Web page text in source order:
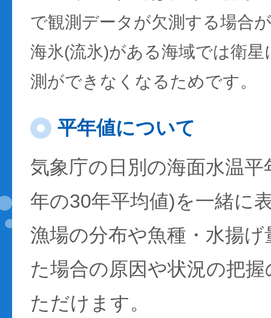
で観測データが欠測する場合
海氷(流氷)がある海域では衛
測ができなくなるためです。
平年値について
気象庁の日別の海面水温
年の30年平均値)を一緒に
漁場の分布や魚種・水揚
た場合の原因や状況の把
ただけます。